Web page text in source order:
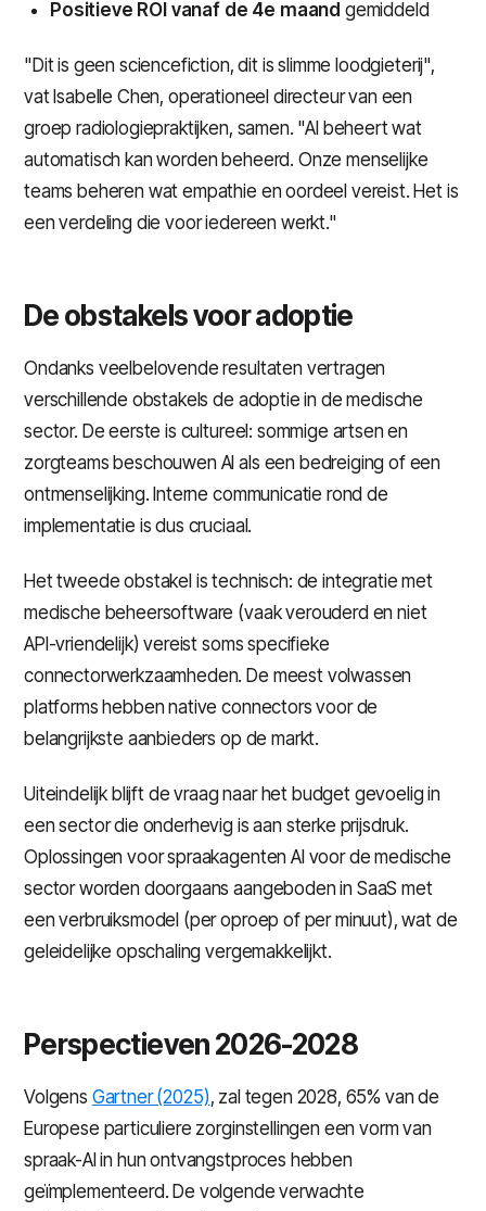
Positieve ROI vanaf de 4e maand gemiddeld
"Dit is geen sciencefiction, dit is slimme loodgieterij",
vat Isabelle Chen, operationeel directeur van een
groep radiologiepraktijken, samen. "AI beheert wat
automatisch kan worden beheerd. Onze menselijke
teams beheren wat empathie en oordeel vereist. Het is
een verdeling die voor iedereen werkt."
De obstakels voor adoptie
Ondanks veelbelovende resultaten vertragen
verschillende obstakels de adoptie in de medische
sector. De eerste is cultureel: sommige artsen en
zorgteams beschouwen AI als een bedreiging of een
ontmenselijking. Interne communicatie rond de
implementatie is dus cruciaal.
Het tweede obstakel is technisch: de integratie met
medische beheersoftware (vaak verouderd en niet
API-vriendelijk) vereist soms specifieke
connectorwerkzaamheden. De meest volwassen
platforms hebben native connectors voor de
belangrijkste aanbieders op de markt.
Uiteindelijk blijft de vraag naar het budget gevoelig in
een sector die onderhevig is aan sterke prijsdruk.
Oplossingen voor spraakagenten AI voor de medische
sector worden doorgaans aangeboden in SaaS met
een verbruiksmodel (per oproep of per minuut), wat de
geleidelijke opschaling vergemakkelijkt.
Perspectieven 2026-2028
Volgens Gartner (2025), zal tegen 2028, 65% van de
Europese particuliere zorginstellingen een vorm van
spraak-AI in hun ontvangstproces hebben
geïmplementeerd. De volgende verwachte